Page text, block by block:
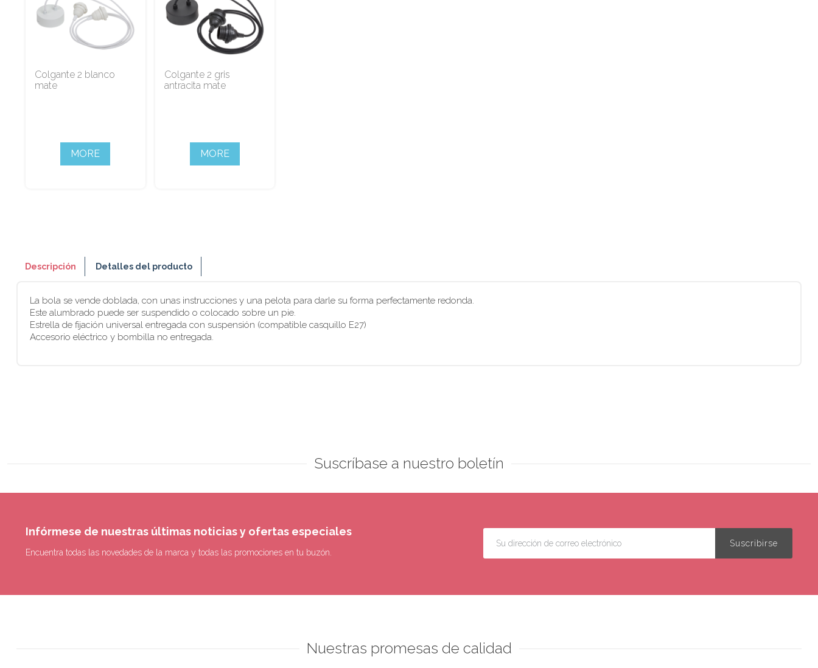
Colgante 2 blanco
mate
MORE
Colgante 2 gris
antracita mate
MORE
Descripción Detalles del producto
La bola se vende doblada, con unas instrucciones y una pelota para darle su forma perfectamente redonda.
Este alumbrado puede ser suspendido o colocado sobre un pie.
Estrella de fijación universal entregada con suspensión (compatible casquillo E27)
Accesorio eléctrico y bombilla no entregada.
Suscríbase a nuestro boletín
Infórmese de nuestras últimas noticias y ofertas especiales
Encuentra todas las novedades de la marca y todas las promociones en tu buzón.
Nuestras promesas de calidad